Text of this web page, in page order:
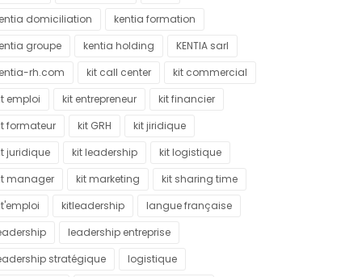
domiciliation
kentia formation
groupe
kentia holding
KENTIA sarl
rh.com
kit call center
kit commercial
emploi
kit entrepreneur
kit financier
formateur
kit GRH
kit jiridique
juridique
kit leadership
kit logistique
manager
kit marketing
kit sharing time
kitleadership
langue française
leadership entreprise
stratégique
logistique